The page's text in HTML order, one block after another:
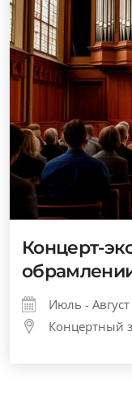
Концерт-
Июль -
Концертный